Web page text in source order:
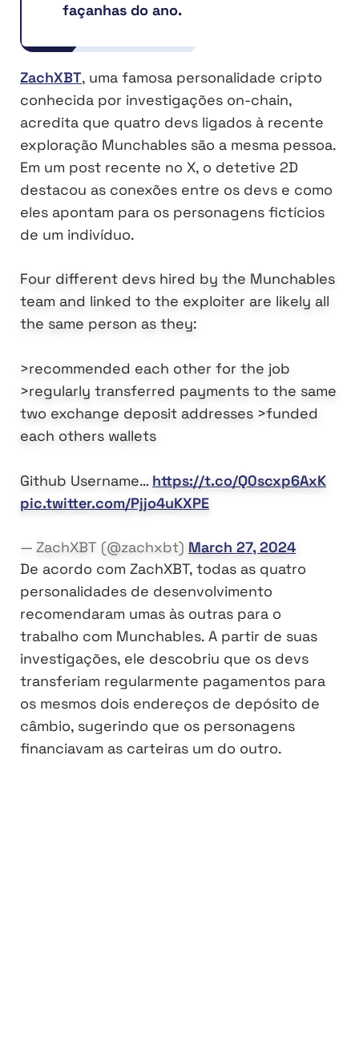
façanhas do ano.
ZachXBT, uma famosa personalidade cripto
conhecida por investigações on-chain,
acredita que quatro devs ligados à recente
exploração Munchables são a mesma pessoa.
Em um post recente no X, o detetive 2D
destacou as conexões entre os devs e como
eles apontam para os personagens fictícios
de um indivíduo.
Four different devs hired by the Munchables
team and linked to the exploiter are likely all
the same person as they:
>recommended each other for the job
>regularly transferred payments to the same
two exchange deposit addresses >funded
each others wallets
Github Username… https://t.co/Q0scxp6AxK
pic.twitter.com/Pjjo4uKXPE
— ZachXBT (@zachxbt) March 27, 2024
De acordo com ZachXBT, todas as quatro
personalidades de desenvolvimento
recomendaram umas às outras para o
trabalho com Munchables. A partir de suas
investigações, ele descobriu que os devs
transferiam regularmente pagamentos para
os mesmos dois endereços de depósito de
câmbio, sugerindo que os personagens
financiavam as carteiras um do outro.